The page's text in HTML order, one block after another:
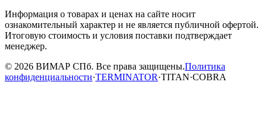
Информация о товарах и ценах на сайте носит
ознакомительный характер и не является публичной офертой.
Итоговую стоимость и условия поставки подтверждает
менеджер.
© 2026 ВИМАР СПб. Все права защищены.Политика
конфиденциальности·TERMINATOR·TITAN·COBRA